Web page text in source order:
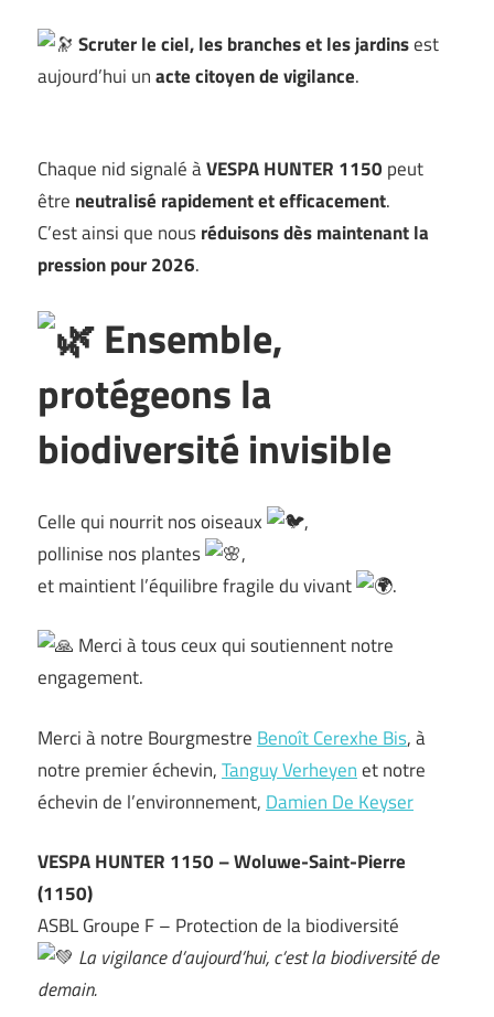
Scruter le ciel, les branches et les jardinsest
aujourd’hui unacte citoyen de vigilance.
Chaque nid signalé àVESPA HUNTER 1150 peut
être neutralisé rapidement et efficacement.
C’est ainsi que nousréduisons dès maintenant la
pression pour 2026.
Ensemble,
protégeons la
biodiversité invisible
Celle qui nourrit nos oiseaux
,
pollinise nos plantes
,
et maintient l’équilibre fragile du vivant
.
Merci à tous ceux qui soutiennent notre
engagement.
Merci à notre Bourgmestre Benoît Cerexhe Bis, à
notre premier échevin,Tanguy Verheyenet notre
échevin de l’environnement, Damien De Keyser
VESPA HUNTER 1150 – Woluwe-Saint-Pierre
(1150)
ASBL Groupe F – Protection de la biodiversité
La vigilance d’aujourd’hui, c’est la biodiversité de
demain.